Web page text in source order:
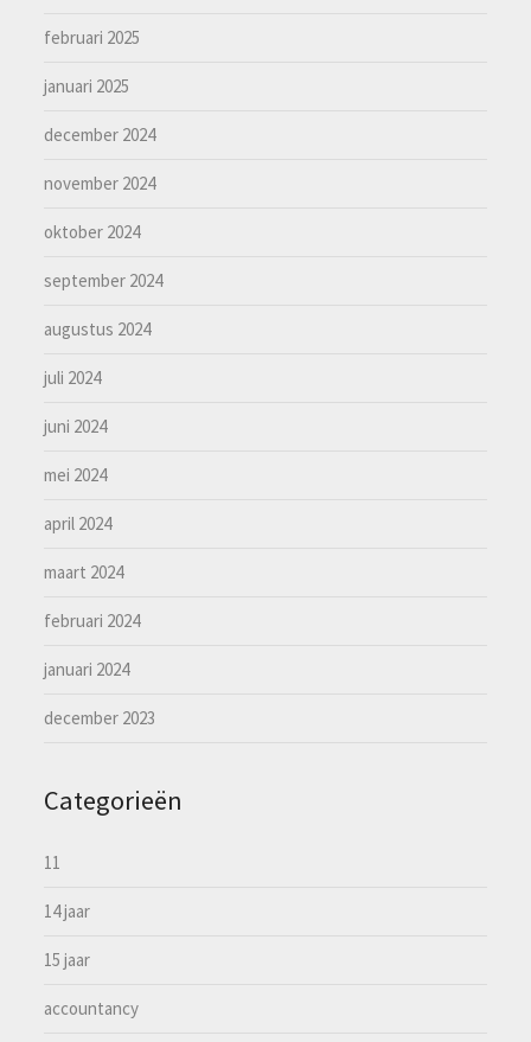
februari 2025
januari 2025
december 2024
november 2024
oktober 2024
september 2024
augustus 2024
juli 2024
juni 2024
mei 2024
april 2024
maart 2024
februari 2024
januari 2024
december 2023
Categorieën
11
14 jaar
15 jaar
accountancy